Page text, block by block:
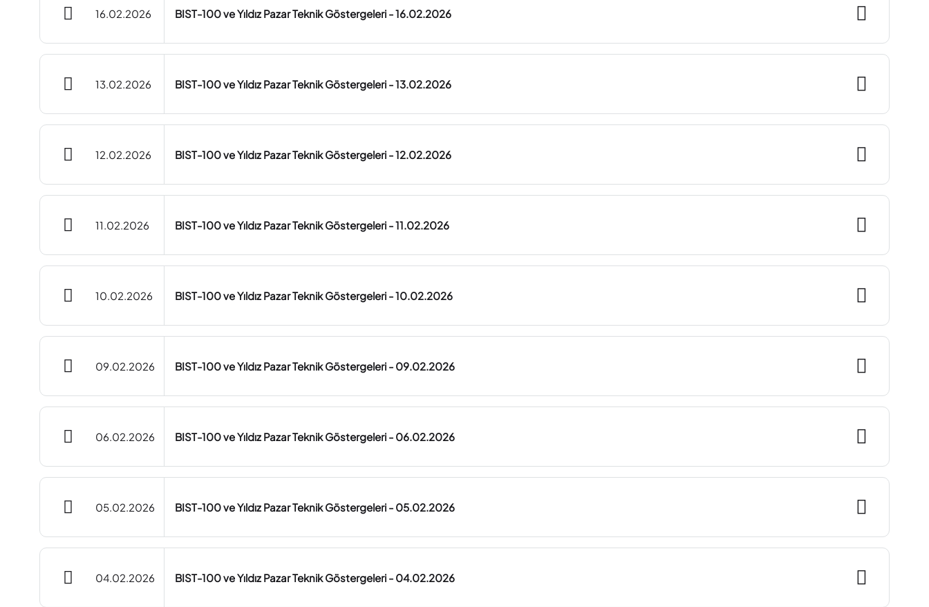
16.02.2026 BIST-100 ve Yıldız Pazar Teknik Göstergeleri - 16.02.2026
13.02.2026 BIST-100 ve Yıldız Pazar Teknik Göstergeleri - 13.02.2026
12.02.2026 BIST-100 ve Yıldız Pazar Teknik Göstergeleri - 12.02.2026
11.02.2026 BIST-100 ve Yıldız Pazar Teknik Göstergeleri - 11.02.2026
10.02.2026 BIST-100 ve Yıldız Pazar Teknik Göstergeleri - 10.02.2026
09.02.2026 BIST-100 ve Yıldız Pazar Teknik Göstergeleri - 09.02.2026
06.02.2026 BIST-100 ve Yıldız Pazar Teknik Göstergeleri - 06.02.2026
05.02.2026 BIST-100 ve Yıldız Pazar Teknik Göstergeleri - 05.02.2026
04.02.2026 BIST-100 ve Yıldız Pazar Teknik Göstergeleri - 04.02.2026